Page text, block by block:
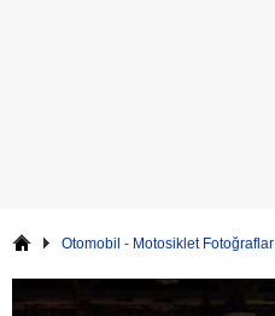
Otomobil - Motosiklet Fotoğraflar